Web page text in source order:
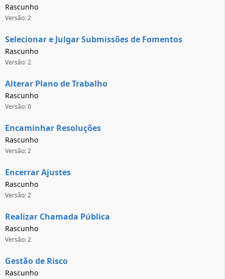
Rascunho
Versão: 2
Selecionar e Julgar Submissões de Fomentos
Rascunho
Versão: 2
Alterar Plano de Trabalho
Rascunho
Versão: 0
Encaminhar Resoluções
Rascunho
Versão: 2
Encerrar Ajustes
Rascunho
Versão: 2
Realizar Chamada Pública
Rascunho
Versão: 2
Gestão de Risco
Rascunho